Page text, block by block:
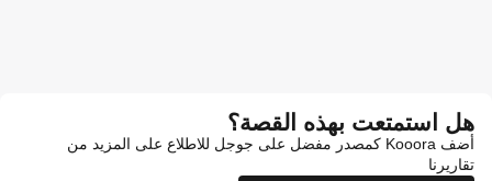
هل استمتعت بهذه القصة؟
أضف Kooora كمصدر مفضل على جوجل للاطلاع على المزيد من
تقاريرنا